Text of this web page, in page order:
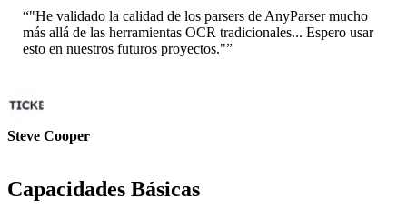
“"He validado la calidad de los parsers de AnyParser mucho
más allá de las herramientas OCR tradicionales... Espero usar
esto en nuestros futuros proyectos."”
Steve Cooper
Capacidades Básicas